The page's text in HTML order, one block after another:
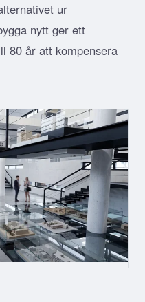
ur
nytt ger ett
80 år att kompensera